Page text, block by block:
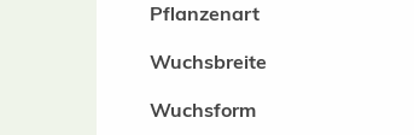
Pflanzenart
Wuchsbreite
Wuchsform